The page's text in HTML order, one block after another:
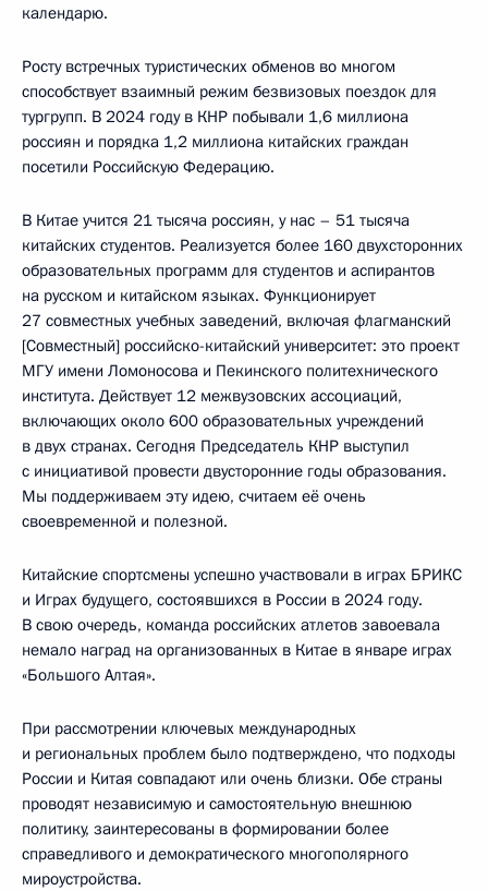
календарю.
Росту встречных туристических обменов во многом
способствует взаимный режим безвизовых поездок для
тургрупп. В 2024 году в КНР побывали 1,6 миллиона
россиян и порядка 1,2 миллиона китайских граждан
посетили Российскую Федерацию.
В Китае учится 21 тысяча россиян, у нас – 51 тысяча
китайских студентов. Реализуется более 160 двухсторонних
образовательных программ для студентов и аспирантов
на русском и китайском языках. Функционирует
27 совместных учебных заведений, включая флагманский
[Совместный] российско-китайский университет: это проект
МГУ имени Ломоносова и Пекинского политехнического
института. Действует 12 межвузовских ассоциаций,
включающих около 600 образовательных учреждений
в двух странах. Сегодня Председатель КНР выступил
с инициативой провести двусторонние годы образования.
Мы поддерживаем эту идею, считаем её очень
своевременной и полезной.
Китайские спортсмены успешно участвовали в играх БРИКС
и Играх будущего, состоявшихся в России в 2024 году.
В свою очередь, команда российских атлетов завоевала
немало наград на организованных в Китае в январе играх
«Большого Алтая».
При рассмотрении ключевых международных
и региональных проблем было подтверждено, что подходы
России и Китая совпадают или очень близки. Обе страны
проводят независимую и самостоятельную внешнюю
политику, заинтересованы в формировании более
справедливого и демократического многополярного
мироустройства.